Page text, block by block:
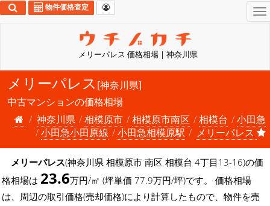
メリーパレス 価格相場 | 神奈川県
物件価格査定
メリーパレス [神奈川県]
中古マンションの価格相場
神奈川県
相模原市 相模原市南区 相模台
小田急
小田急小田原線
小田急相模原駅 メリーパレス
メリーパレス(神奈川県 相模原市 南区 相模台 4丁目13-16)の価
格相場は 23.6万円/㎡ (坪単価 77.9万円/坪)です。 価格相場
は、周辺の取引価格(売却価格)により計算したもので、物件を売